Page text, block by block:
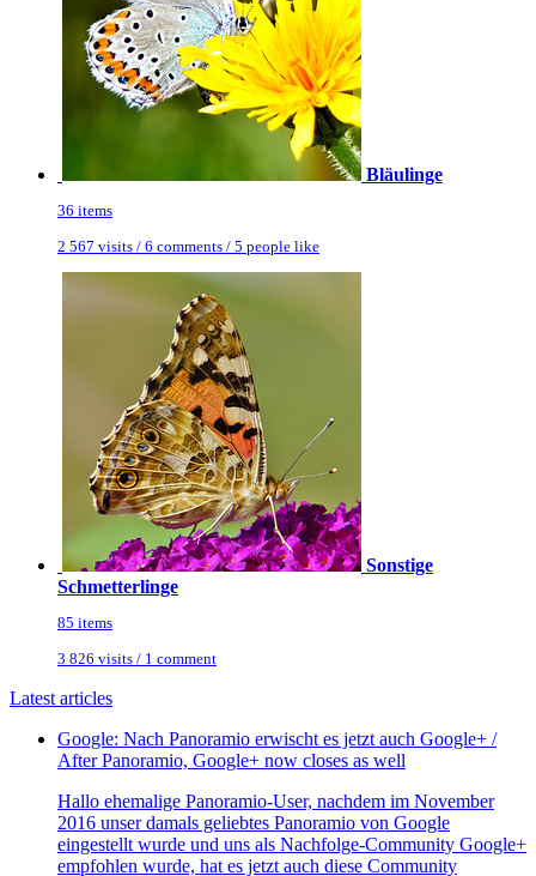
Bläulinge
36 items
2 567 visits / 6 comments / 5 people like
Sonstige
Schmetterlinge
85 items
3 826 visits / 1 comment
Latest articles
Google: Nach Panoramio erwischt es jetzt auch Google+ /
After Panoramio, Google+ now closes as well
Hallo ehemalige Panoramio-User, nachdem im November
2016 unser damals geliebtes Panoramio von Google
eingestellt wurde und uns als Nachfolge-Community Google+
empfohlen wurde, hat es jetzt auch diese Community